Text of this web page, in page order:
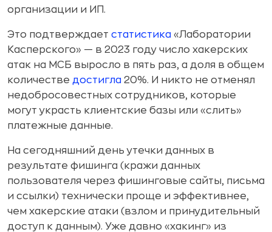
организации и ИП.
Это подтверждает статистика «Лаборатории
Касперского» — в 2023 году число хакерских
атак на МСБ выросло в пять раз, а доля в общем
количестве достигла 20%. И никто не отменял
недобросовестных сотрудников, которые
могут украсть клиентские базы или «слить»
платежные данные.
На сегодняшний день утечки данных в
результате фишинга (кражи данных
пользователя через фишинговые сайты, письма
и ссылки) технически проще и эффективнее,
чем хакерские атаки (взлом и принудительный
доступ к данным). Уже давно «хакинг» из